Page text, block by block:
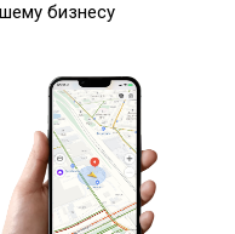
бизнесу